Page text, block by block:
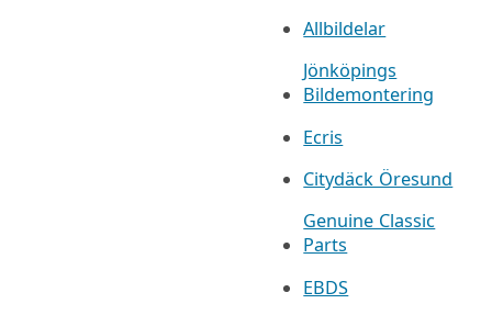
Allbildelar
Jönköpings
Bildemontering
Ecris
Citydäck Öresund
Genuine Classic
Parts
EBDS